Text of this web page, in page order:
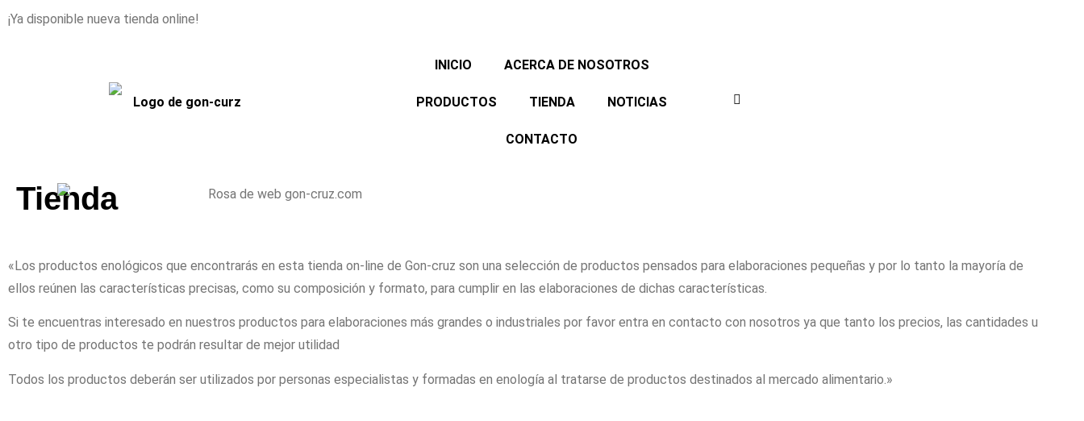
¡Ya disponible nueva tienda online!
INICIO ACERCA DE NOSOTROS
PRODUCTOS TIENDA NOTICIAS
CONTACTO
Tienda
«Los productos enológicos que encontrarás en esta tienda on-line de Gon-cruz son una selección de productos pensados para elaboraciones pequeñas y por lo tanto la mayoría de
ellos reúnen las características precisas, como su composición y formato, para cumplir en las elaboraciones de dichas características.
Si te encuentras interesado en nuestros productos para elaboraciones más grandes o industriales por favor entra en contacto con nosotros ya que tanto los precios, las cantidades u
otro tipo de productos te podrán resultar de mejor utilidad
Todos los productos deberán ser utilizados por personas especialistas y formadas en enología al tratarse de productos destinados al mercado alimentario.»